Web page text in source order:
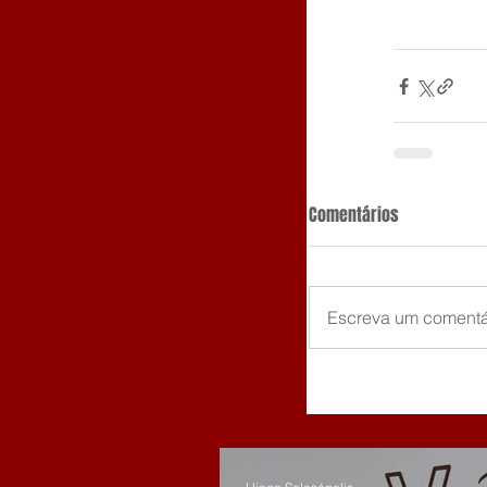
Comentários
Escreva um